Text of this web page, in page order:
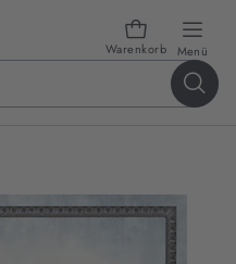
Warenkorb Menü